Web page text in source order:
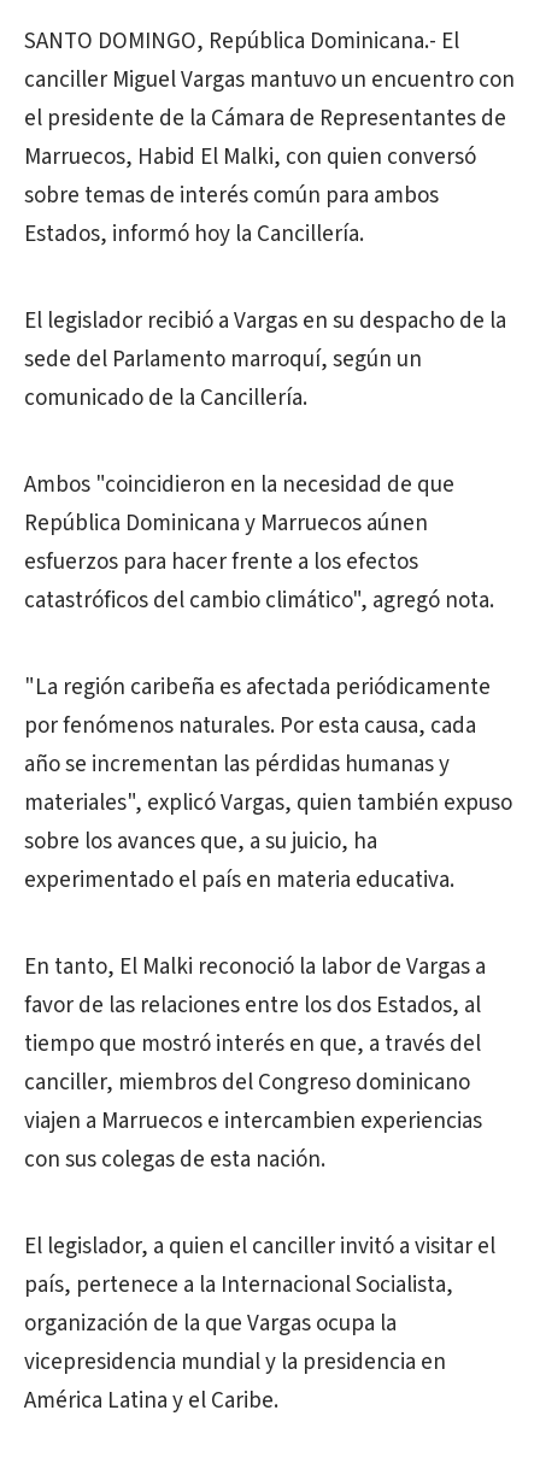
SANTO DOMINGO, República Dominicana.- El
canciller Miguel Vargas mantuvo un encuentro con
el presidente de la Cámara de Representantes de
Marruecos, Habid El Malki, con quien conversó
sobre temas de interés común para ambos
Estados, informó hoy la Cancillería.
El legislador recibió a Vargas en su despacho de la
sede del Parlamento marroquí, según un
comunicado de la Cancillería.
Ambos "coincidieron en la necesidad de que
República Dominicana y Marruecos aúnen
esfuerzos para hacer frente a los efectos
catastróficos del cambio climático", agregó nota.
"La región caribeña es afectada periódicamente
por fenómenos naturales. Por esta causa, cada
año se incrementan las pérdidas humanas y
materiales", explicó Vargas, quien también expuso
sobre los avances que, a su juicio, ha
experimentado el país en materia educativa.
En tanto, El Malki reconoció la labor de Vargas a
favor de las relaciones entre los dos Estados, al
tiempo que mostró interés en que, a través del
canciller, miembros del Congreso dominicano
viajen a Marruecos e intercambien experiencias
con sus colegas de esta nación.
El legislador, a quien el canciller invitó a visitar el
país, pertenece a la Internacional Socialista,
organización de la que Vargas ocupa la
vicepresidencia mundial y la presidencia en
América Latina y el Caribe.